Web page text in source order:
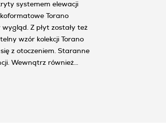
systemem elewacji
Torano
Z płyt zostały też
wzór kolekcji Torano
z otoczeniem. Staranne
Wewnątrz również
tło dla kolorowych